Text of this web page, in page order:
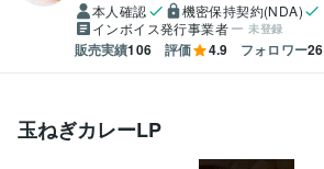
本人確認
機密保持契約(NDA)
インボイス発行事業者
未登録
販売実績106 評価 4.9 フォロワー26
玉ねぎカレーLP